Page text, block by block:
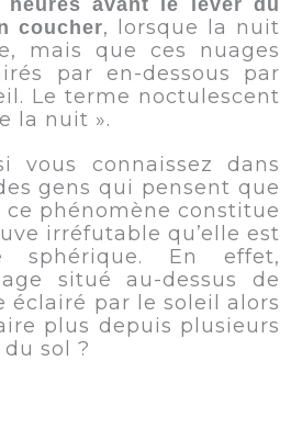
coucher, lorsque la nuit
mais que ces nuages
par en-dessous par
Le terme noctulescent
la nuit ».
vous connaissez dans
gens qui pensent que
ce phénomène constitue
irréfutable qu’elle est
sphérique. En effet,
situé au-dessus de
éclairé par le soleil alors
plus depuis plusieurs
sol ?